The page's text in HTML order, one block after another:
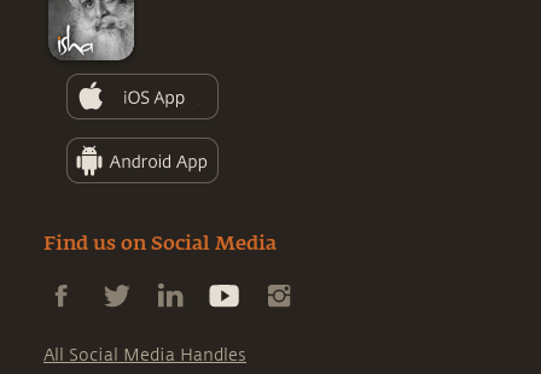
Find us on Social Media
All Social Media Handles